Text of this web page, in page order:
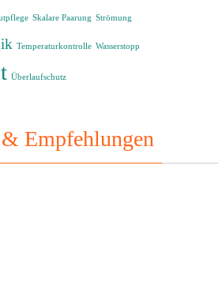
Skalare Paarung Strömung
Temperaturkontrolle Wasserstopp
Überlaufschutz
Empfehlungen